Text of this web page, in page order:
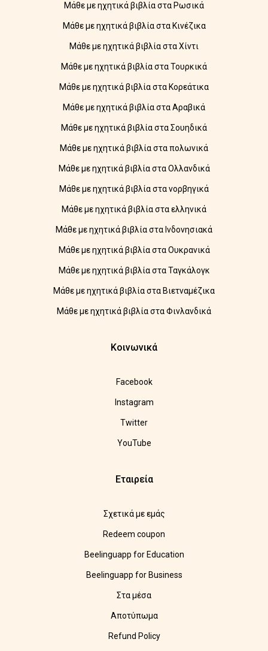
Μάθε με ηχητικά βιβλία στα Ρωσικά
Μάθε με ηχητικά βιβλία στα Κινέζικα
Μάθε με ηχητικά βιβλία στα Χίντι
Μάθε με ηχητικά βιβλία στα Τουρκικά
Μάθε με ηχητικά βιβλία στα Κορεάτικα
Μάθε με ηχητικά βιβλία στα Αραβικά
Μάθε με ηχητικά βιβλία στα Σουηδικά
Μάθε με ηχητικά βιβλία στα πολωνικά
Μάθε με ηχητικά βιβλία στα Ολλανδικά
Μάθε με ηχητικά βιβλία στα νορβηγικά
Μάθε με ηχητικά βιβλία στα ελληνικά
Μάθε με ηχητικά βιβλία στα Ινδονησιακά
Μάθε με ηχητικά βιβλία στα Ουκρανικά
Μάθε με ηχητικά βιβλία στα Ταγκάλογκ
Μάθε με ηχητικά βιβλία στα Βιετναμέζικα
Μάθε με ηχητικά βιβλία στα Φινλανδικά
Κοινωνικά
Facebook
Instagram
Twitter
YouTube
Εταιρεία
Σχετικά με εμάς
Redeem coupon
Beelinguapp for Education
Beelinguapp for Business
Στα μέσα
Αποτύπωμα
Refund Policy